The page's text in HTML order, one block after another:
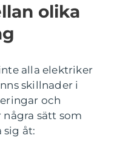
olika
alla elektriker
skillnader i
och
sätt som
sig åt: